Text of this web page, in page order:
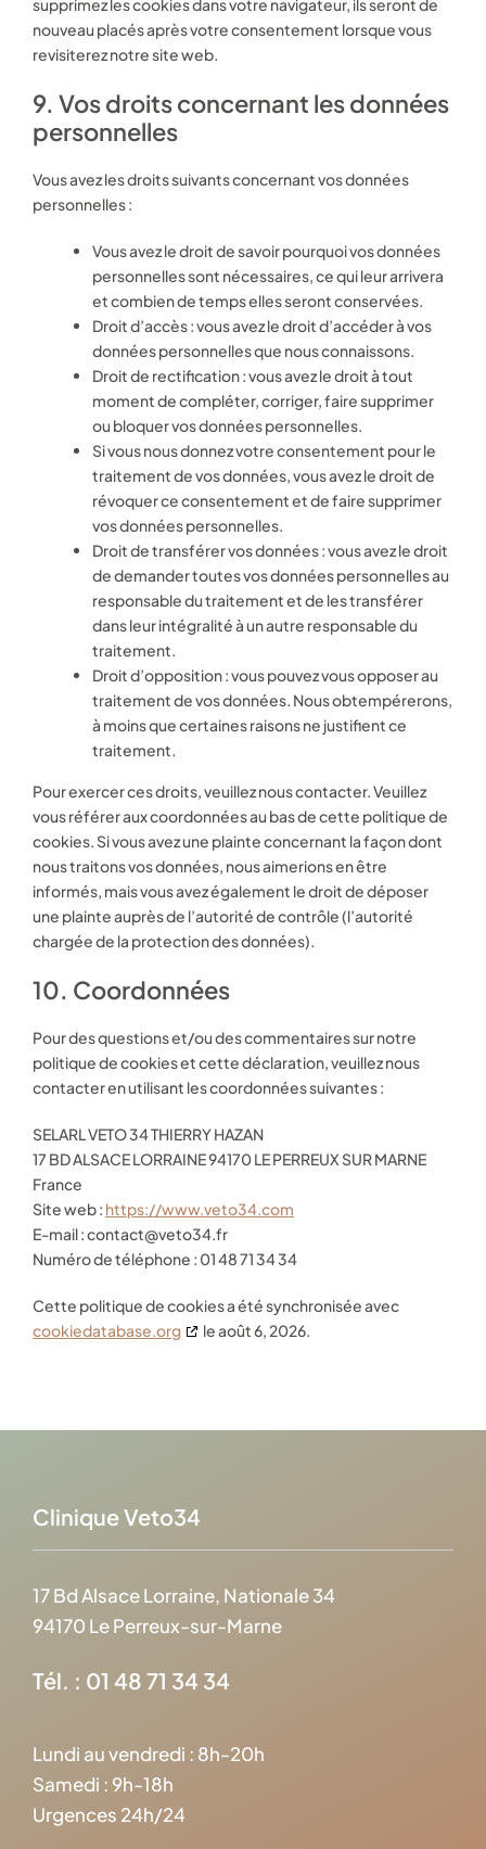
supprimez les cookies dans votre navigateur, ils seront de
nouveau placés après votre consentement lorsque vous
revisiterez notre site web.
9. Vos droits concernant les données
personnelles
Vous avez les droits suivants concernant vos données
personnelles :
Vous avez le droit de savoir pourquoi vos données
personnelles sont nécessaires, ce qui leur arrivera
et combien de temps elles seront conservées.
Droit d’accès : vous avez le droit d’accéder à vos
données personnelles que nous connaissons.
Droit de rectification : vous avez le droit à tout
moment de compléter, corriger, faire supprimer
ou bloquer vos données personnelles.
Si vous nous donnez votre consentement pour le
traitement de vos données, vous avez le droit de
révoquer ce consentement et de faire supprimer
vos données personnelles.
Droit de transférer vos données : vous avez le droit
de demander toutes vos données personnelles au
responsable du traitement et de les transférer
dans leur intégralité à un autre responsable du
traitement.
Droit d’opposition : vous pouvez vous opposer au
traitement de vos données. Nous obtempérerons,
à moins que certaines raisons ne justifient ce
traitement.
Pour exercer ces droits, veuillez nous contacter. Veuillez
vous référer aux coordonnées au bas de cette politique de
cookies. Si vous avez une plainte concernant la façon dont
nous traitons vos données, nous aimerions en être
informés, mais vous avez également le droit de déposer
une plainte auprès de l’autorité de contrôle (l’autorité
chargée de la protection des données).
10. Coordonnées
Pour des questions et/ou des commentaires sur notre
politique de cookies et cette déclaration, veuillez nous
contacter en utilisant les coordonnées suivantes :
SELARL VETO 34 THIERRY HAZAN
17 BD ALSACE LORRAINE 94170 LE PERREUX SUR MARNE
France
Site web : https://www.veto34.com
E-mail :contact@veto34.fr
Numéro de téléphone : 01 48 71 34 34
Cette politique de cookies a été synchronisée avec
cookiedatabase.org
le août 6, 2026.
Clinique Veto34
17 Bd Alsace Lorraine, Nationale 34
94170 Le Perreux-sur-Marne
Tél. : 01 48 71 34 34
Lundi au vendredi : 8h-20h
Samedi : 9h-18h
Urgences 24h/24